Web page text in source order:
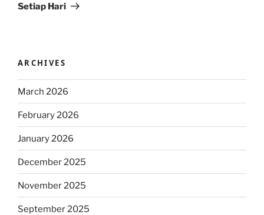
Setiap Hari
ARCHIVES
March 2026
February 2026
January 2026
December 2025
November 2025
September 2025